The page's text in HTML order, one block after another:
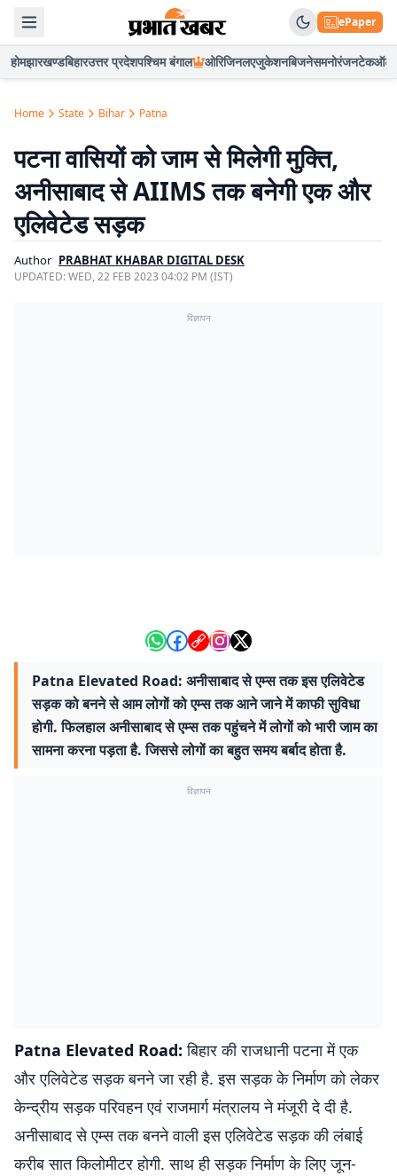
ePaper
होमझारखण्डबिहारउत्तर प्रदेशपश्चिम बंगाल ओरिजिनलएजुकेशनबिजनेसमनोरंजनटेकऑटो
Home State Bihar Patna
पटना वासियों को जाम से मिलेगी मुक्ति,
अनीसाबाद से AIIMS तक बनेगी एक और
एलिवेटेड सड़क
Author PRABHAT KHABAR DIGITAL DESK
UPDATED:WED, 22 FEB 2023 04:02 PM (IST)
विज्ञापन
Patna Elevated Road: अनीसाबाद से एम्स तक इस एलिवेटेड
सड़क को बनने से आम लोगों को एम्स तक आने जाने में काफी सुविधा
होगी. फिलहाल अनीसाबाद से एम्स तक पहुंचने में लोगों को भारी जाम का
सामना करना पड़ता है. जिससे लोगों का बहुत समय बर्बाद होता है.
विज्ञापन
Patna Elevated Road: बिहार की राजधानी पटना में एक
और एलिवेटेड सड़क बनने जा रही है. इस सड़क के निर्माण को लेकर
केन्द्रीय सड़क परिवहन एवं राजमार्ग मंत्रालय ने मंजूरी दे दी है.
अनीसाबाद से एम्स तक बनने वाली इस एलिवेटेड सड़क की लंबाई
करीब सात किलोमीटर होगी. साथ ही सड़क निर्माण के लिए जून-